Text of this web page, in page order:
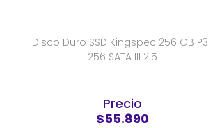
Disco Duro SSD Kingspec 256 GB P3-
256 SATA III 2.5
Precio
$55.890